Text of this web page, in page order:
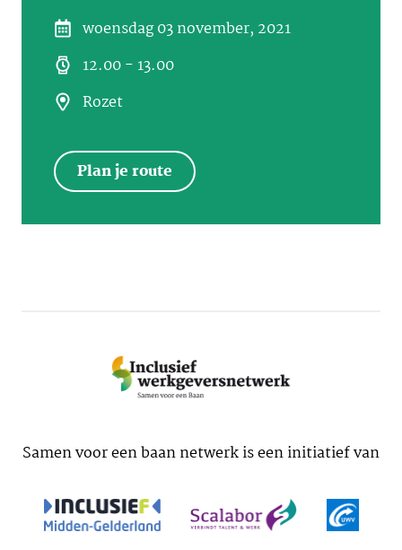
woensdag 03 november, 2021
12.00 - 13.00
Rozet
Plan je route
Samen voor een baan netwerk is een initiatief van